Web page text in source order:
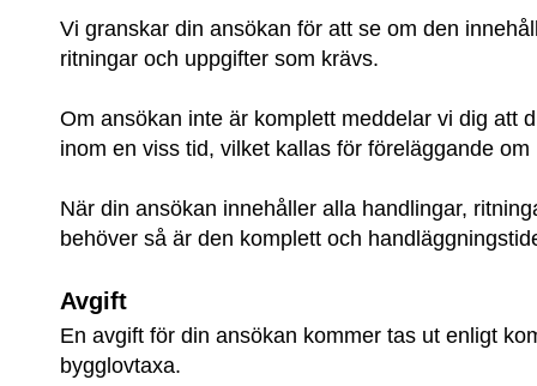
Vi granskar din ansökan för att se om den
ritningar och uppgifter som krävs.
Om ansökan inte är komplett meddelar vi dig att
inom en viss tid, vilket kallas för föreläggande
När din ansökan innehåller alla handlingar,
behöver så är den komplett och
Avgift
En avgift för din ansökan kommer tas ut enligt
bygglovtaxa.